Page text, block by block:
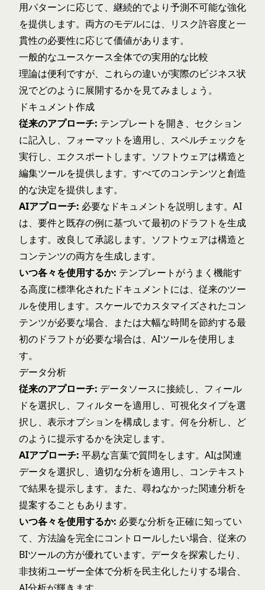
用パターンに応じて、継続的でより予測不可能な強化
を提供します。両方のモデルには、リスク許容度と一
貫性の必要性に応じて価値があります。
一般的なユースケース全体での実用的な比較
理論は便利ですが、これらの違いが実際のビジネス状
況でどのように展開するかを見てみましょう。
ドキュメント作成
従来のアプローチ: テンプレートを開き、セクション
に記入し、フォーマットを適用し、スペルチェックを
実行し、エクスポートします。ソフトウェアは構造と
編集ツールを提供します。すべてのコンテンツと創造
的な決定を提供します。
AIアプローチ: 必要なドキュメントを説明します。AI
は、要件と既存の例に基づいて最初のドラフトを生成
します。改良して承認します。ソフトウェアは構造と
コンテンツの両方を生成します。
いつ各々を使用するか: テンプレートがうまく機能す
る高度に標準化されたドキュメントには、従来のツー
ルを使用します。スケールでカスタマイズされたコン
テンツが必要な場合、または大幅な時間を節約する最
初のドラフトが必要な場合は、AIツールを使用しま
す。
データ分析
従来のアプローチ: データソースに接続し、フィール
ドを選択し、フィルターを適用し、可視化タイプを選
択し、表示オプションを構成します。何を分析し、ど
のように提示するかを決定します。
AIアプローチ: 平易な言葉で質問をします。AIは関連
データを選択し、適切な分析を適用し、コンテキスト
で結果を提示します。また、尋ねなかった関連分析を
提案することもあります。
いつ各々を使用するか: 必要な分析を正確に知ってい
て、方法論を完全にコントロールしたい場合、従来の
BIツールの方が優れています。データを探索したり、
非技術ユーザー全体で分析を民主化したりする場合、